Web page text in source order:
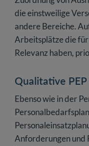
die einstweilige
andere Bereiche.
Arbeitsplätze die
Relevanz haben,
Qualitative PEP
Ebenso wie in der
Anforderungen und